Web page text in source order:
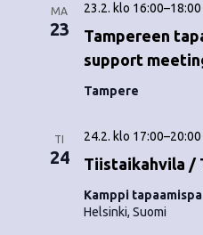
MA
23
Tampereen
support
23.2. klo 16:00–18:00
Tampere
TI
24 Tiistaikahvila /
24.2. klo 17:00–20:00
Kamppi
Helsinki, Suomi